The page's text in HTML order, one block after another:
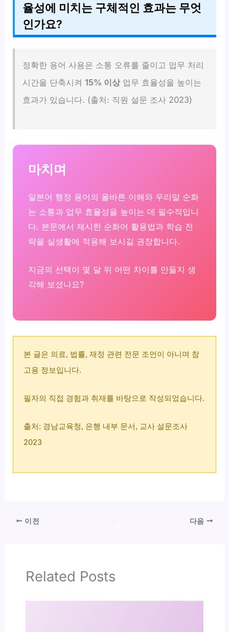
율성에 미치는 구체적인 효과는 무엇
인가요?
정확한 용어 사용은 소통 오류를 줄이고 업무 처리
시간을 단축시켜15% 이상업무 효율성을 높이는
효과가 있습니다. (출처: 직원 설문 조사 2023)
마치며
일본어 행정 용어의 올바른 이해와 우리말 순화
는 소통과 업무 효율성을 높이는 데 필수적입니
다. 본문에서 제시한 순화어 활용법과 학습 전
략을 실생활에 적용해 보시길 권장합니다.
지금의 선택이 몇 달 뒤 어떤 차이를 만들지 생
각해 보셨나요?
본 글은 의료, 법률, 재정 관련 전문 조언이 아니며 참
고용 정보입니다.
필자의 직접 경험과 취재를 바탕으로 작성되었습니다.
출처: 경남교육청, 은행 내부 문서, 교사 설문조사
2023
이전 다음
Related Posts